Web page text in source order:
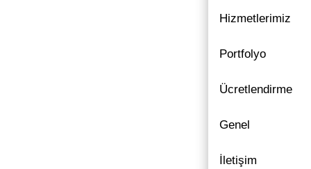
Hizmetlerimiz
Portfolyo
Ücretlendirme
Genel
İletişim